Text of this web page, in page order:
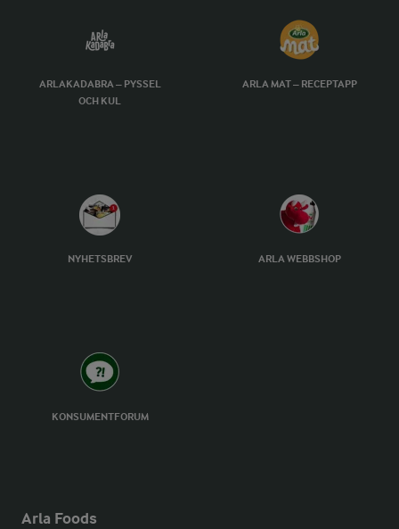
ARLAKADABRA – PYSSEL
OCH KUL
ARLA MAT – RECEPTAPP
NYHETSBREV ARLA WEBBSHOP
KONSUMENTFORUM
Arla Foods